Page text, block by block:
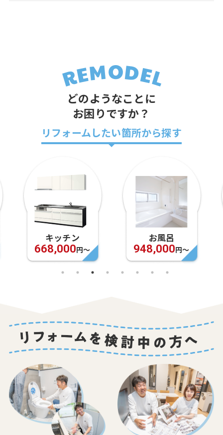
どのようなことに
お困りですか？
リフォームしたい箇所から探す
キッチン
668,000円〜
お風呂
948,000円〜